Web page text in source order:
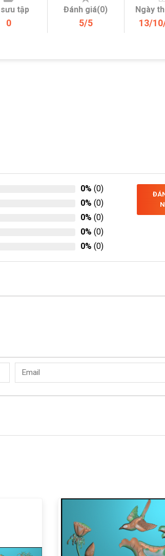
sưu tập
0
Đánh giá(0)
5/5
Ngày
13/
0% (0)
0% (0)
0% (0)
0% (0)
0% (0)